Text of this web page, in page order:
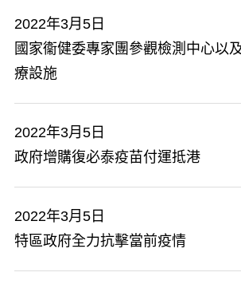
2022年3月5日
國家衞健委專家團參觀檢測中心以
療設施
2022年3月5日
政府增購復必泰疫苗付運抵港
2022年3月5日
特區政府全力抗擊當前疫情